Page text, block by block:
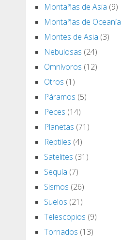
Montañas de Asia (9)
Montañas de Oceanía
Montes de Asia (3)
Nebulosas (24)
Omnívoros (12)
Otros (1)
Páramos (5)
Peces (14)
Planetas (71)
Reptiles (4)
Satelites (31)
Sequía (7)
Sismos (26)
Suelos (21)
Telescopios (9)
Tornados (13)